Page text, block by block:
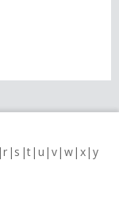
r s t u v w x y